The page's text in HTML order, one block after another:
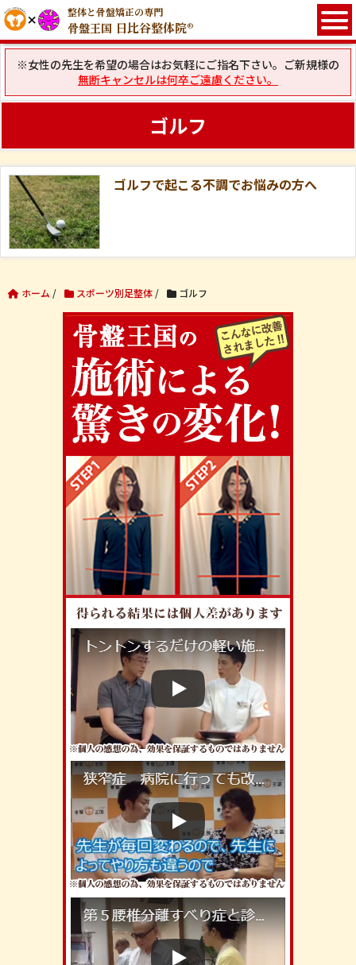
整体と骨盤矯正の専門
骨盤王国 日比谷整体院®
※女性の先生を希望の場合はお気軽にご指名下さい。ご新規様の
無断キャンセルは何卒ご遠慮ください。
ゴルフ
ゴルフで起こる不調でお悩みの方へ
ホーム / スポーツ別足整体 / ゴルフ